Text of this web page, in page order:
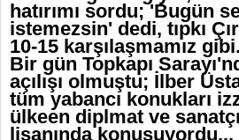
hatırımı sordu; 'Bugün
istemezsin' dedi, tıpkı
10-15 karşılaşmamız
Bir gün Topkapı
açılışı olmuştu; İlber
tüm yabancı konukları
ülkeen diplmat ve
lisanında konuşuyordu...